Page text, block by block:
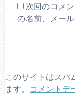
次回のコメ
の名前、メー
このサイトはスパ
ます。
コメントデ